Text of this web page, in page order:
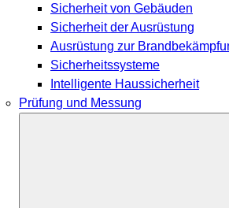
Sicherheit von Gebäuden
Sicherheit der Ausrüstung
Ausrüstung zur
Sicherheitssysteme
Intelligente Haussicherheit
Prüfung und Messung